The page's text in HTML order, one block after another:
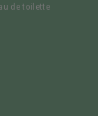
de toilette